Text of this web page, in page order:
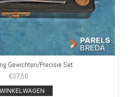
Gewichten/Precisie Set
€37,50